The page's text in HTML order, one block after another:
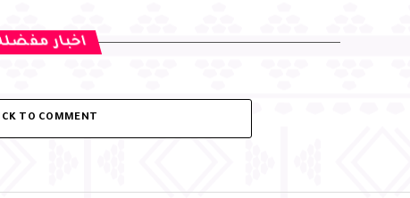
اخبار
TO COMMENT